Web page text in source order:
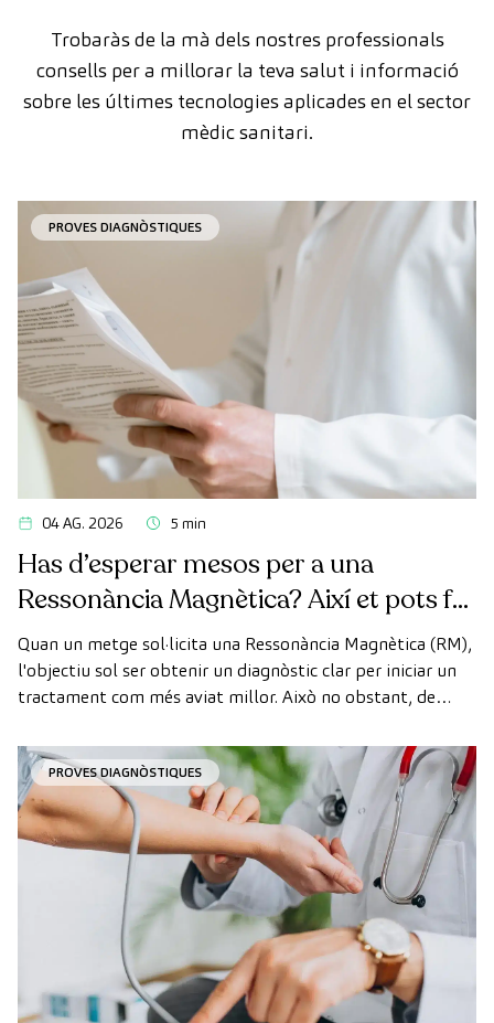
Trobaràs de la mà dels nostres professionals
consells per a millorar la teva salut i informació
sobre les últimes tecnologies aplicades en el sector
mèdic sanitari.
PROVES DIAGNÒSTIQUES
04 AG. 2026 5 min
Has d’esperar mesos per a una
Ressonància Magnètica? Així et pots fer
la prova de manera ràpida com a
pacient privat
Quan un metge sol·licita una Ressonància Magnètica (RM),
l'objectiu sol ser obtenir un diagnòstic clar per iniciar un
tractament com més aviat millor. Això no obstant, de
poden trigar més del desitjat.
PROVES DIAGNÒSTIQUES